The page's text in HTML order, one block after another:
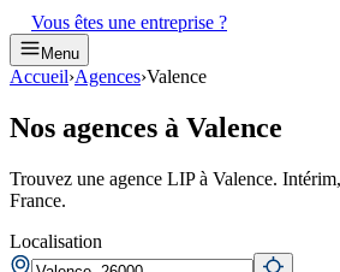
Vous êtes une entreprise ?
Menu
Accueil›Agences›Valence
Nos agences à Valence
Trouvez une agence LIP à Valence.
France.
Localisation